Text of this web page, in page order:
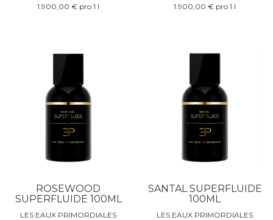
1.900,00 € pro 1 l 1.900,00 € pro 1 l
ROSEWOOD
SUPERFLUIDE 100ML
LES EAUX PRIMORDIALES
SANTAL SUPERFLUIDE
100ML
LES EAUX PRIMORDIALES